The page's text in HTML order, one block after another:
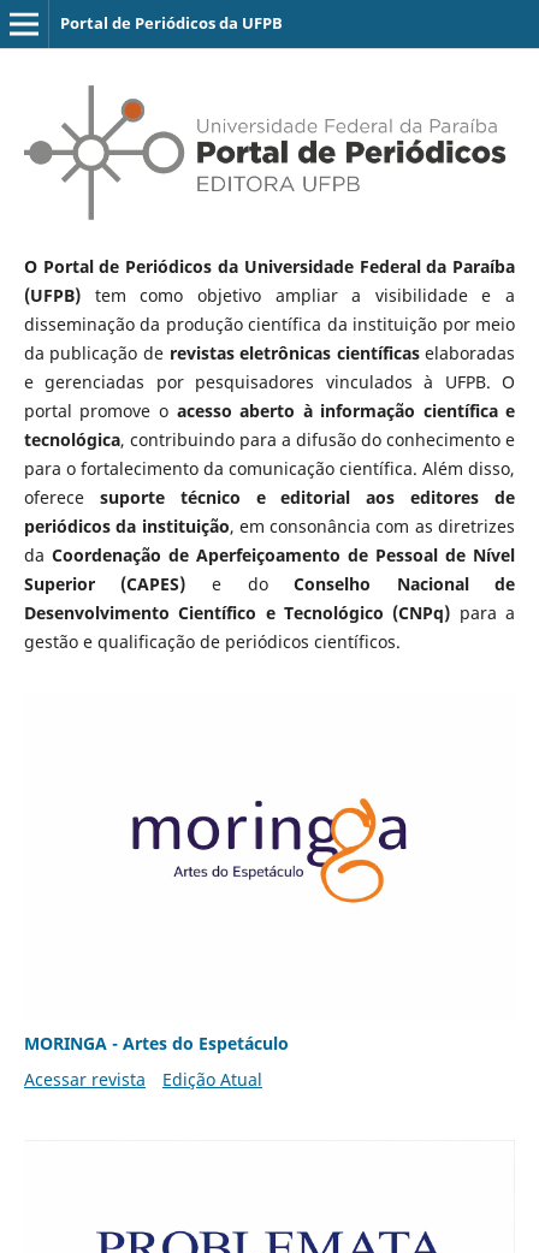
Portal de Periódicos da UFPB
O Portal de Periódicos da Universidade Federal da Paraíba
(UFPB)tem como objetivo ampliar a visibilidade e a
disseminação da produção científica da instituição por meio
da publicação de revistas eletrônicas científicaselaboradas
e gerenciadas por pesquisadores vinculados à UFPB. O
portal promove o acesso aberto à informação científica e
tecnológica, contribuindo para a difusão do conhecimento e
para o fortalecimento da comunicação científica. Além disso,
oferece suporte técnico e editorial aos editores de
periódicos da instituição, em consonância com as diretrizes
da Coordenação de Aperfeiçoamento de Pessoal de Nível
Superior (CAPES) e doConselho Nacional de
Desenvolvimento Científico e Tecnológico (CNPq) para a
gestão e qualificação de periódicos científicos.
MORINGA - Artes do Espetáculo
Acessar revista
Edição Atual